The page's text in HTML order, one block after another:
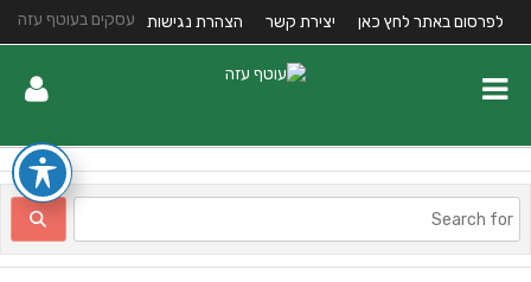
עסקים בעוטף עזה לפרסום באתר לחץ כאן יצירת קשר הצהרת נגישות